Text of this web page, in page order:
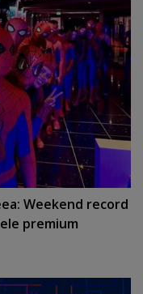
Weekend record
premium